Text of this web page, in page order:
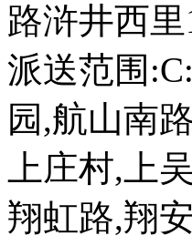
路浒井西里
派送范围
园,航山南
上庄村,上
翔虹路,翔